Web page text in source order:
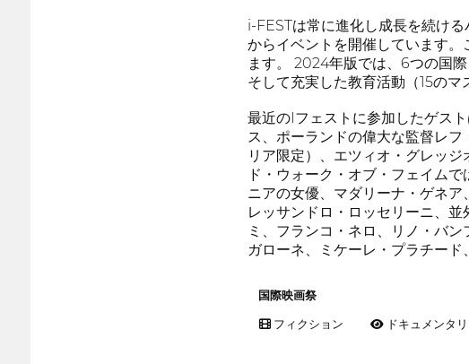
i-FESTは常に進化し成長を続け
からイベントを開催しています
ます。 2024年版では、6つの国
そして充実した教育活動（15のマ
最近のIフェストに参加したゲス
ス、ポーランドの偉大な監督レ
リア限定）、エツィオ・グレッ
ド・ウォーク・オブ・フェイム
ニアの女優、マダリーナ・ゲネ
レッサンドロ・ロッセリーニ、
ミ、フランコ・ネロ、リノ・バ
ガローネ、ミケーレ・プラチー
国際映画祭
フィクション ドキュメンタ